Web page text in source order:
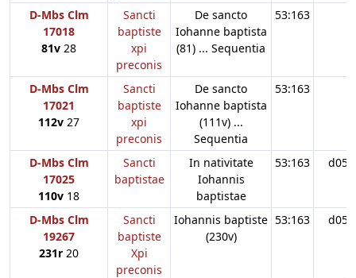
D-Mbs Clm
17018
81v 28
Sancti
baptiste
xpi
preconis
De sancto
Iohanne baptista
(81) ... Sequentia
53:163
D-Mbs Clm
17021
112v 27
Sancti
baptiste
xpi
preconis
De sancto
Iohanne baptista
(111v) ...
Sequentia
53:163
D-Mbs Clm
17025
110v 18
Sancti
baptistae
In nativitate
Iohannis
baptistae
53:163 d05
D-Mbs Clm
19267
231r 20
Sancti
baptiste
Xpi
preconis
Iohannis baptiste
(230v)
53:163 d05